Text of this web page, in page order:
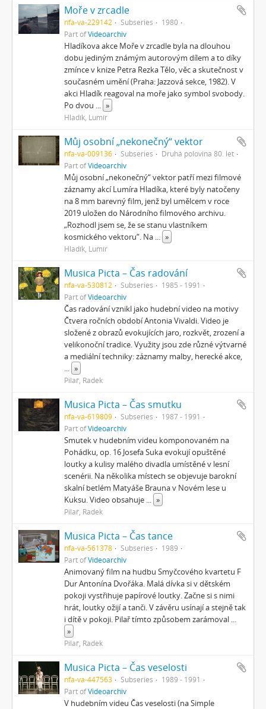
Moře v zrcadle
nfa-va-229142 Subseries
1980
Part ofVideoarchiv
Hladíkova akce Moře v zrcadle byla na dlouhou
dobu jediným známým autorovým dílem a to díky
zmínce v knize Petra Rezka Tělo, věc a skutečnost v
současném umění (Praha: Jazzová sekce, 1982). V
akci Hladík reagoval na moře jako symbol svobody.
Po dvou ... »
Hladík, Lumír
Můj osobní „nekonečný“ vektor
nfa-va-009136 Subseries
Druhá polovina 80. let
Part ofVideoarchiv
Můj osobní „nekonečný“ vektor patří mezi filmové
záznamy akcí Lumíra Hladíka, které byly natočeny
na 8 mm barevný film, jenž byl umělcem v roce
2019 uložen do Národního filmového archivu.
„Rozhodl jsem se, že se stanu vlastníkem
kosmického vektoru“. Na ... »
Hladík, Lumír
Musica Picta – Čas radování
nfa-va-530812 Subseries
1985 - 1991
Part ofVideoarchiv
Čas radování vznikl jako hudební video na motivy
Čtvera ročních období Antonia Vivaldi. Video je
složené z obrazů evokujících jaro, rozkvět, zrození a
velikonoční tradice. Využity jsou zde různé výtvarné
a mediální techniky: záznamy malby, herecké akce,
... »
Pilař, Radek
Musica Picta – Čas smutku
nfa-va-619809 Subseries
1987 - 1991
Part ofVideoarchiv
Smutek v hudebním videu komponovaném na
Pohádku, op. 16 Josefa Suka evokují opuštěné
loutky a kulisy malého divadla umístěné v lesní
scenérii. Na několika místech se objevuje barokní
skalní betlém Matyáše Brauna v Novém lese u
Kuksu. Video obsahuje ... »
Pilař, Radek
Musica Picta – Čas tance
nfa-va-561378 Subseries
1989
Part ofVideoarchiv
Animovaný film na hudbu Smyčcového kvartetu F
Dur Antonína Dvořáka. Malá dívka si v dětském
pokoji vystřihuje papírové loutky. Začne si s nimi
hrát, loutky ožijí a tanči. V závěru usínají a stejně tak
i dítě v pokoji. Pilař tímto způsobem zarámoval ...
»
Pilař, Radek
Musica Picta – Čas veselosti
nfa-va-447563 Subseries
1989 - 1991
Part ofVideoarchiv
V hudebním videu Čas veselosti (na Simple